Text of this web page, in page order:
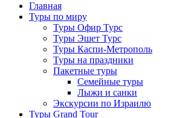
Главная
Туры по миру
Туры Офир Турс
Туры Эшет Турс
Туры Каспи-Метрополь
Туры на праздники
Пакетные туры
Семейные туры
Лыжи и санки
Экскурсии по Израилю
Туры Grand Tour